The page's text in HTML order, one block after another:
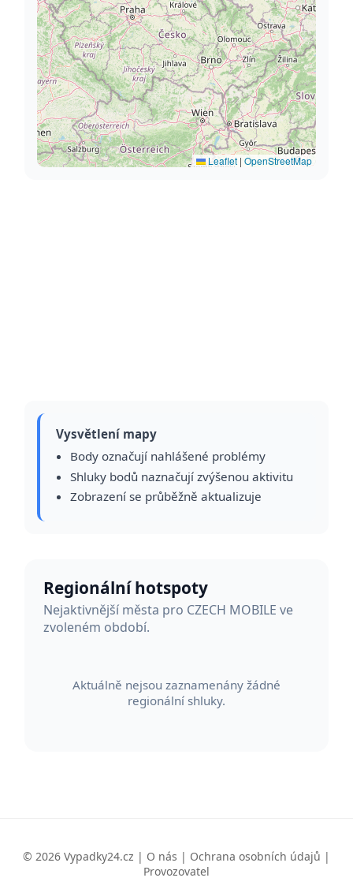
Leaflet | OpenStreetMap
Vysvětlení mapy
Body označují nahlášené problémy
Shluky bodů naznačují zvýšenou aktivitu
Zobrazení se průběžně aktualizuje
Regionální hotspoty
Nejaktivnější města pro CZECH MOBILE ve
zvoleném období.
Aktuálně nejsou zaznamenány žádné
regionální shluky.
© 2026 Vypadky24.cz | O nás | Ochrana osobních údajů |
Provozovatel